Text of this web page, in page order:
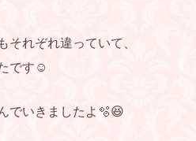
それぞれ違っていて、
です☺️
でいきましたよ🫧😆